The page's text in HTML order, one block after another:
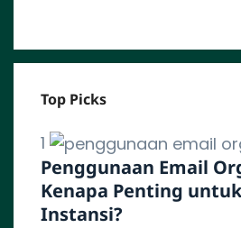
Top Picks
1
Penggunaan Email
Kenapa Penting
Instansi?